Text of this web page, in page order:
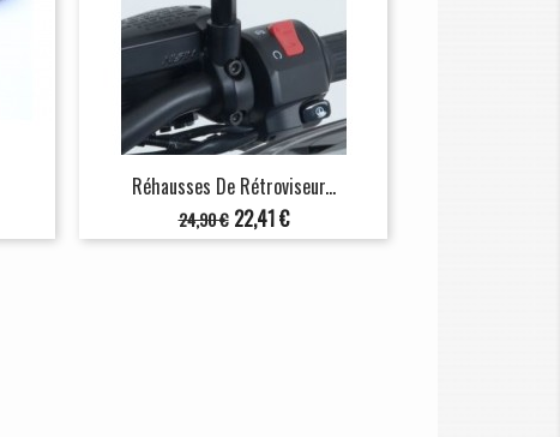
Réhausses De Rétroviseur...
Prix
de
24,90 € Prix
22,41 €